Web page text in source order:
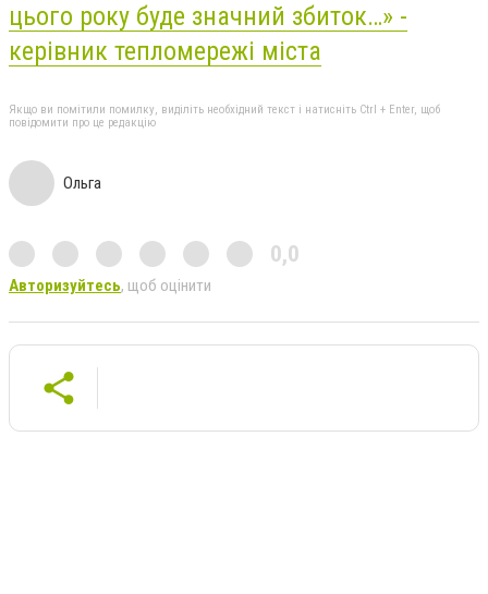
цього року буде значний збиток…» -
керівник тепломережі міста
Якщо ви помітили помилку, виділіть необхідний текст і натисніть Ctrl + Enter, щоб
повідомити про це редакцію
Ольга
0,0
Авторизуйтесь, щоб оцінити